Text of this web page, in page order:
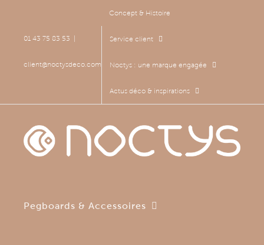
contenu01 43 75 83 53
client@noctysdeco.com
Concept & Histoire
Service client
Noctys : une marque engagée
Actus déco & inspirations
Pegboards & Accessoires